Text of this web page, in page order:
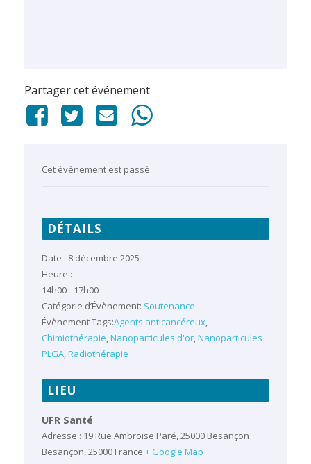
Partager cet événement
Cet évènement est passé.
DÉTAILS
Date : 8 décembre 2025
Heure :
14h00 - 17h00
Catégorie d’Évènement: Soutenance
Évènement Tags:Agents anticancéreux,
Chimiothérapie,Nanoparticules d'or,Nanoparticules
PLGA,Radiothérapie
LIEU
UFR Santé
Adresse : 19 Rue Ambroise Paré, 25000 Besançon
Besançon,25000 France + Google Map